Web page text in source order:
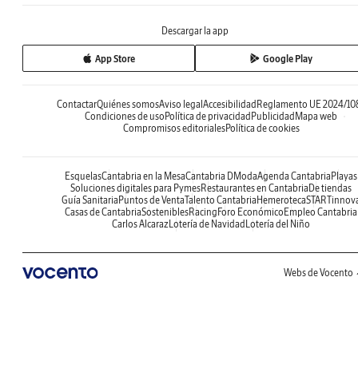
Descargar la app
App Store Google Play
ContactarQuiénes somosAviso legal Accesibilidad Reglamento UE 2024/
Condiciones de uso Política de privacidad Publicidad Mapa web
Compromisos editorialesPolítica de cookies
EsquelasCantabria en la MesaCantabria DModaAgenda Cantabria Playas
Soluciones digitales para PymesRestaurantes en Cantabria De tiendas
Guía Sanitaria Puntos de VentaTalento Cantabria Hemeroteca
Casas de CantabriaSosteniblesRacing Foro Económico Empleo Cantabria
Carlos AlcarazLotería de Navidad Lotería del Niño
Webs de Vocento